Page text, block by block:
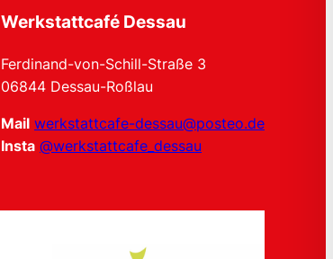
Werkstattcafé Dessau
Ferdinand-von-Schill-Straße 3
06844 Dessau-Roßlau
Mail werkstattcafe-dessau@posteo.de
Insta @werkstattcafe_dessau